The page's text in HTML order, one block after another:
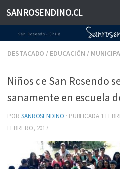
Saltar al contenido
SANROSENDINO.CL
DESTACADO / EDUCACIÓN /
Niños de San Rosendo
sanamente en escuela
POR SANROSENDINO · PUBLICADA 1
FEBRERO, 2017